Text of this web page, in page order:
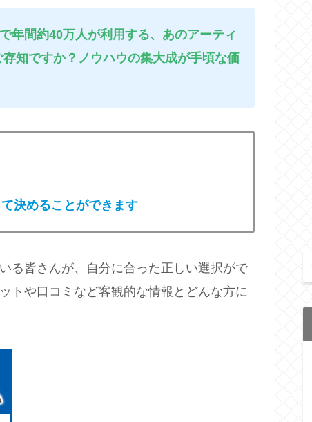
年間約40万人が利用する、あのアーティ
知ですか？ノウハウの集大成が手頃な価
決めることができます
る皆さんが、自分に合った正しい選択がで
トや口コミなど客観的な情報とどんな方に